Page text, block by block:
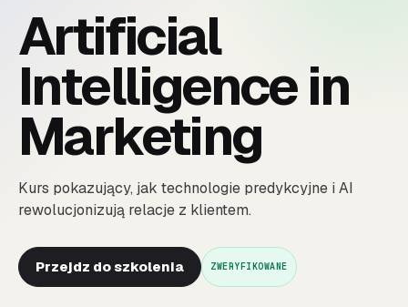
Artificial
Intelligence in
Marketing
Kurs pokazujący, jak technologie predykcyjne i AI
rewolucjonizują relacje z klientem.
Przejdz do szkolenia ZWERYFIKOWANE